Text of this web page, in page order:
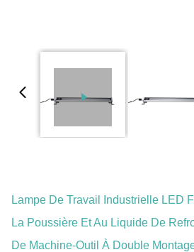
Lampe De Travail Industrielle LED
La Poussière Et Au Liquide De
De Machine-Outil À Double